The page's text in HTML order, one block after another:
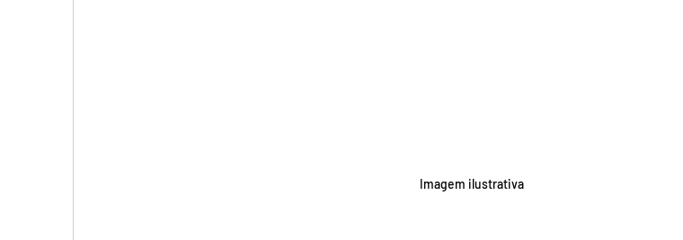
Imagem ilustrativa